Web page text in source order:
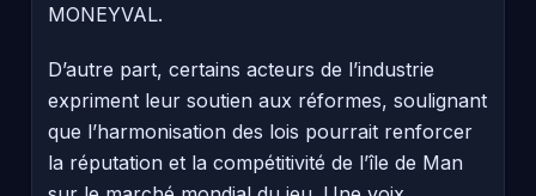
MONEYVAL.
D’autre part, certains acteurs de l’industrie
expriment leur soutien aux réformes, soulignant
que l’harmonisation des lois pourrait renforcer
la réputation et la compétitivité de l’île de Man